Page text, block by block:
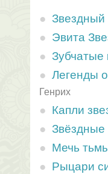
Звездный
Эвита
Зубчатые
Легенды
Генрих
Капли
Мечь
Рыцари